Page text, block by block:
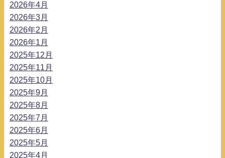
2026年4月
2026年3月
2026年2月
2026年1月
2025年12月
2025年11月
2025年10月
2025年9月
2025年8月
2025年7月
2025年6月
2025年5月
2025年4月